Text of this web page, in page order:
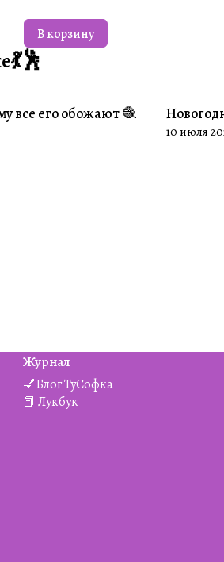
В корзину
все его обожают 🧶
10 июля
Журнал
💅Блог ТуСофка
📕 Лукбук